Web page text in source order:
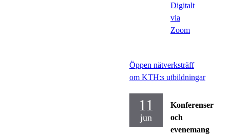
Digitalt
via
Zoom
Öppen nätverksträff
om KTH:s utbildningar
11
jun
Konferenser
och
evenemang